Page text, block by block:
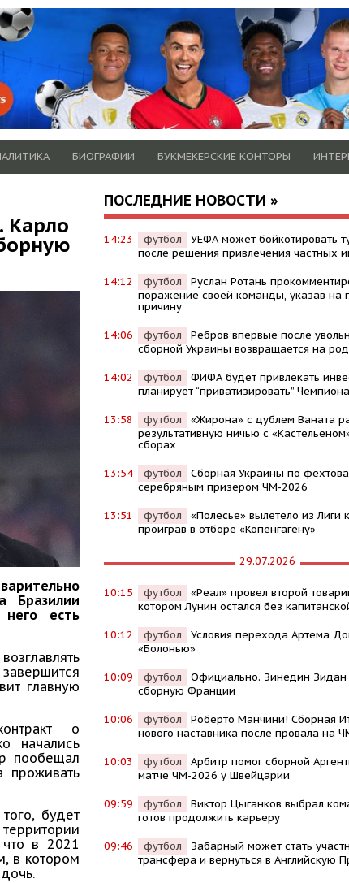
БИОГРАФИИ БУКМЕКЕРСКИЕ КОНТОРЫ
Карло
Бразилии
него есть
главную
о
начались
пообещал
проживать
будет
в 2021
в котором
ПОСЛЕДНИЕ НОВОСТИ »
14:23 футбол
УЕФА может бойкотировать
после решения привлечения частных
14:12 футбол
Руслан Ротань
поражение своей команды, указав на
причину
14:06 футбол
Ребров впервые после
сборной Украины возвращается на
14:02 футбол
ФИФА будет привлекать
планирует “приватизировать”
13:58 футбол
«Жирона» с дублем Ваната
результативную ничью с
сборах
13:54 футбол
Сборная Украины по
серебряным призером ЧМ-2026
13:51 футбол
«Полесье» вылетело из Лиги
проиграв в отборе «Копенгагену»
29.07.2026
10:15 футбол
«Реал» провел второй
котором Лунин остался без
10:12 футбол
Условия перехода Артема
«Болонью»
10:09 футбол
Официально. Зинедин Зидан
сборную Франции
10:06 футбол
Роберто Манчини! Сборная
нового наставника после провала на
10:03 футбол
Арбитр помог сборной
матче ЧМ-2026 у Швейцарии
09:59 футбол
Виктор Цыганков выбрал
готов продолжить карьеру
09:46 футбол
Забарный может стать
трансфера и вернуться в Английскую